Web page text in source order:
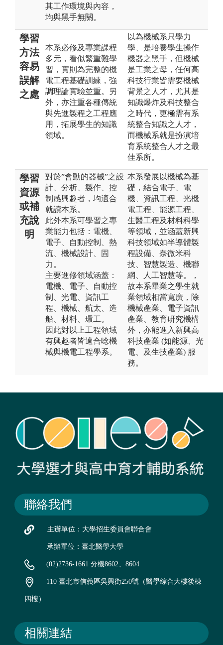
其工作環境與內容，
均與黑手無關。
學習
方法
容易
誤解
之處
本系必修及專業課程
多元，看似繁重難學
習，實則為完整的機
電工程基礎訓練，強
調理論實驗並重。另
外，亦注重各種傳統
與先進製程之工程應
用，拓展學生的知識
領域。
以為機械系只學力
學、是培養學生操作
機器之黑手，但機械
是工業之母，任何高
科技行業皆需要機械
背景之人才，尤其是
知識爆炸及科技整合
之時代，更極需有系
統整合知識之人才，
而機械系就是扮演培
育系統整合人才之最
佳系所。
學習
資源
或補
充說
明
對於”會動的器械”之設
計、分析、製作、控
制感興趣者，均適合
就讀本系。
此外本系可學習之專
業能力包括：電機、
電子、自動控制、熱
流、機械設計、固
力。
主要進修領域涵蓋：
電機、電子、自動控
制、光電、資訊工
程、機械、航太、造
船、材料、環工。
因此對以上工程領域
有興趣者皆適合唸機
械與機電工程學系。
本系發展以機械為基
礎，結合電子、電
機、資訊工程、光機
電工程、能源工程、
生醫工程及材料科學
等領域，並涵蓋新興
科技領域如半導體製
程設備、奈微米科
技、智慧製造、機聯
網、人工智慧等。，
故本系畢業之學生就
業領域相當寬廣，除
機械產業、電子資訊
產業、教育研究機構
外，亦能進入新興高
科技產業 (如能源、光
電、及生技產業) 服
務。
聯絡我們
主辦單位：大學招生委員會聯合會
承辦單位：臺北醫學大學
(02)2736-1661 分機8602、8604
110 臺北市信義區吳興街250號（醫學綜合大樓後棟
四樓）
相關連結